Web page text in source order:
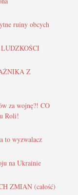
ruiny obcych
Z
za wojnę?! CO
Roli!
to wyzwalacz
na Ukrainie
ZMIAN (całość)